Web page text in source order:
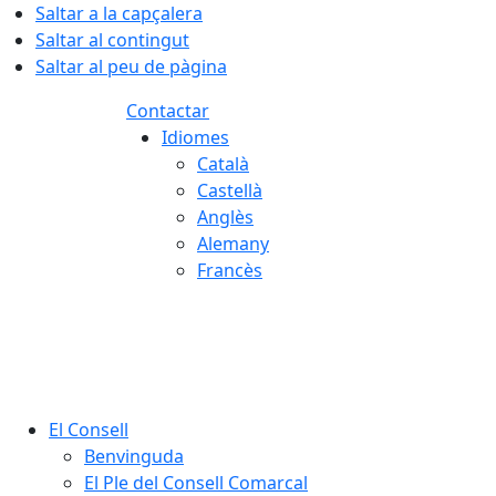
Saltar a la capçalera
Saltar al contingut
Saltar al peu de pàgina
Contactar
Idiomes
Català
Castellà
Anglès
Alemany
Francès
El Consell
Benvinguda
El Ple del Consell Comarcal